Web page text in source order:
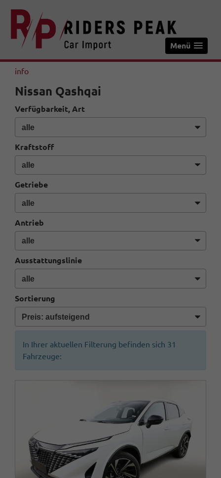
Menü
info
Nissan Qashqai
Verfügbarkeit, Art
Kraftstoff
Getriebe
Antrieb
Ausstattungslinie
Sortierung
In Ihrer aktuellen Filterung befinden sich 31
Fahrzeuge: